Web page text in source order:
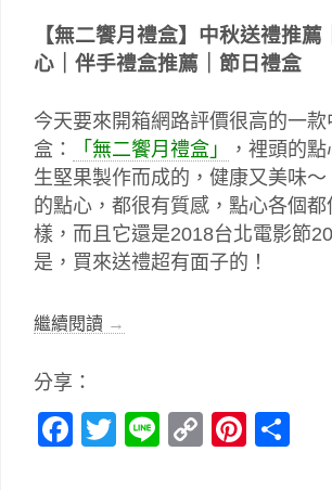
【無二饗月禮盒】中秋送禮推
心｜伴手禮盒推薦｜節日禮盒
今天要來開箱網路評價很高的一款
盒：
「無二饗月禮盒」
，裡頭的
生堅果製作而成的，健康又美味
的點心，都很有質感，點心各個
樣，而且它還是2018台北電影節
是，買來送禮超有面子的！
繼續閱讀 →
分享：
Facebook
Twitter
LineCopy